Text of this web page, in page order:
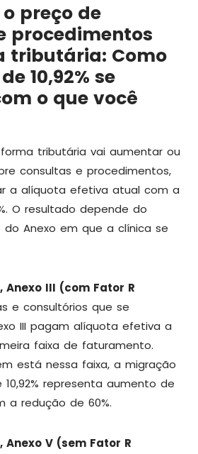
preço de
procedimentos
tributária: Como
10,92% se
o que você
tributária vai aumentar ou
consultas e procedimentos,
a alíquota efetiva atual com a
O resultado depende do
Anexo em que a clínica se
Anexo III (com Fator R
e consultórios que se
III pagam alíquota efetiva a
faixa de faturamento.
está nessa faixa, a migração
representa aumento de
a redução de 60%.
Anexo V (sem Fator R